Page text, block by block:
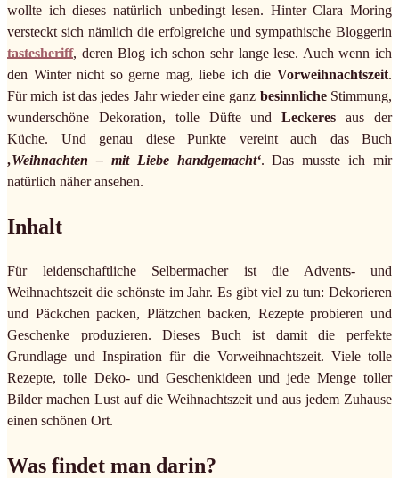
wollte ich dieses natürlich unbedingt lesen. Hinter Clara Moring
versteckt sich nämlich die erfolgreiche und sympathische Bloggerin
tastesheriff, deren Blog ich schon sehr lange lese. Auch wenn ich
den Winter nicht so gerne mag, liebe ich die Vorweihnachtszeit.
Für mich ist das jedes Jahr wieder eine ganz besinnliche Stimmung,
wunderschöne Dekoration, tolle Düfte undLeckeres aus der
Küche. Und genau diese Punkte vereint auch das Buch
‚Weihnachten – mit Liebe handgemacht‘. Das musste ich mir
natürlich näher ansehen.
Inhalt
Für leidenschaftliche Selbermacher ist die Advents- und
Weihnachtszeit die schönste im Jahr. Es gibt viel zu tun: Dekorieren
und Päckchen packen, Plätzchen backen, Rezepte probieren und
Geschenke produzieren. Dieses Buch ist damit die perfekte
Grundlage und Inspiration für die Vorweihnachtszeit. Viele tolle
Rezepte, tolle Deko- und Geschenkideen und jede Menge toller
Bilder machen Lust auf die Weihnachtszeit und aus jedem Zuhause
einen schönen Ort.
Was findet man darin?